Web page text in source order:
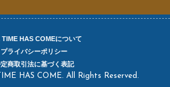
TIME HAS COMEについて
プライバシーポリシー
商取引法に基づく表記
HAS COME. All Rights Reserved.